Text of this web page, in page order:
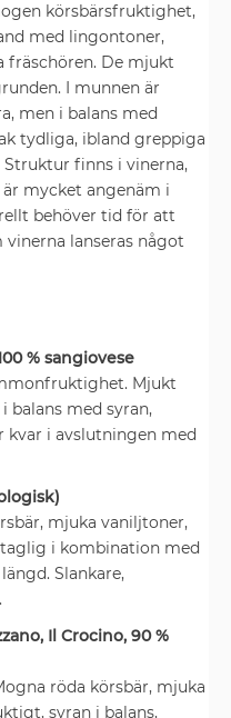
körsbärsfruktighet,
med lingontoner,
fräschören. De mjukt
I munnen är
men i balans med
tydliga, ibland greppiga
finns i vinerna,
mycket angenäm i
behöver tid för att
lanseras något
% sangiovese
Mjukt
balans med syran,
kvar i avslutningen med
mjuka vaniljtoner,
i kombination med
Slankare,
Il Crocino, 90 %
röda körsbär, mjuka
syran i balans,